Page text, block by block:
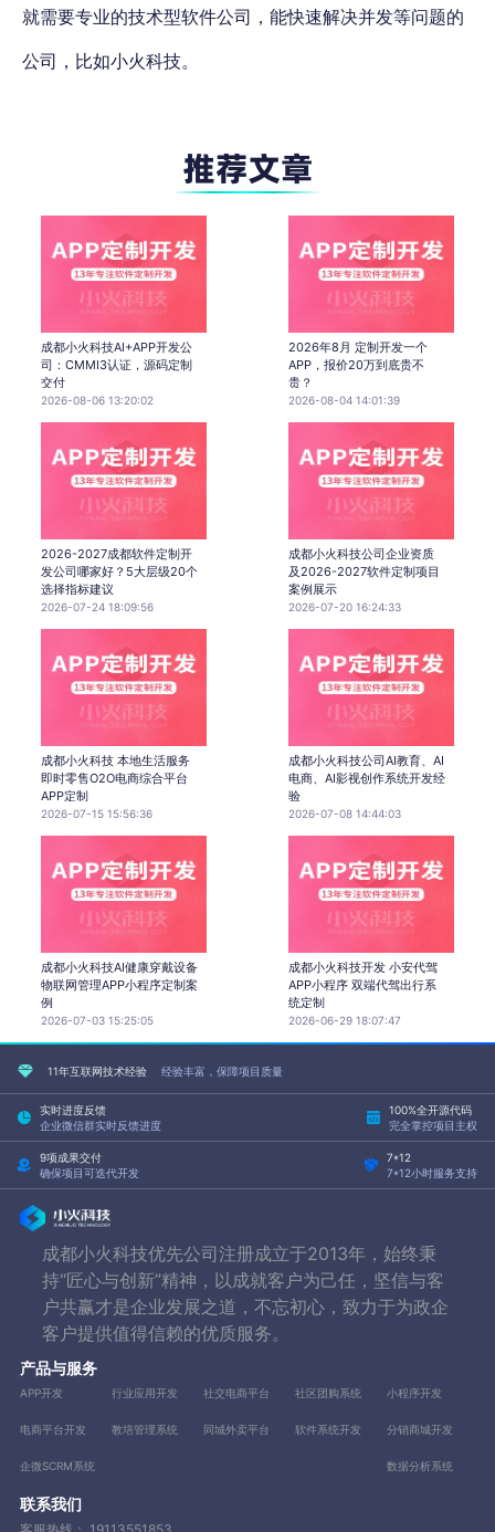
就需要专业的技术型软件公司，能快速解决并发等问题的
公司，比如小火科技。
成都小火科技AI+APP开发公
司：CMMI3认证，源码定制
交付
2026-08-06 13:20:02
2026年8月 定制开发一个
APP，报价20万到底贵不
贵？
2026-08-04 14:01:39
2026-2027成都软件定制开
发公司哪家好？5大层级20个
选择指标建议
2026-07-24 18:09:56
成都小火科技公司企业资质
及2026-2027软件定制项目
案例展示
2026-07-20 16:24:33
成都小火科技 本地生活服务
即时零售O2O电商综合平台
APP定制
2026-07-15 15:56:36
成都小火科技公司AI教育、AI
电商、AI影视创作系统开发经
验
2026-07-08 14:44:03
成都小火科技AI健康穿戴设备
物联网管理APP小程序定制案
例
2026-07-03 15:25:05
成都小火科技开发 小安代驾
APP小程序 双端代驾出行系
统定制
2026-06-29 18:07:47
11年互联网技术经验 经验丰富，保障项目质量
实时进度反馈
企业微信群实时反馈进度
100%全开源代码
完全掌控项目主权
9项成果交付
确保项目可迭代开发
7*12
7*12小时服务支持
成都小火科技优先公司注册成立于2013年，始终秉
持“匠心与创新”精神，以成就客户为己任，坚信与客
户共赢才是企业发展之道，不忘初心，致力于为政企
客户提供值得信赖的优质服务。
产品与服务
APP开发 行业应用开发 社交电商平台 社区团购系统 小程序开发
电商平台开发 教培管理系统 同城外卖平台 软件系统开发 分销商城开发
企微SCRM系统 数据分析系统
联系我们